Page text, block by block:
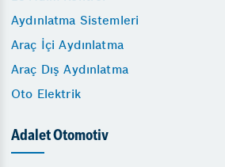
Aydınlatma Sistemleri
Araç İçi Aydınlatma
Araç Dış Aydınlatma
Oto Elektrik
Adalet Otomotiv